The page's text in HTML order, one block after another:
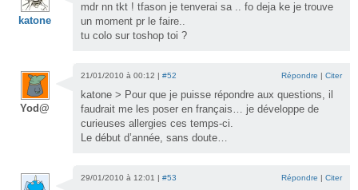
katone
mdr nn tkt ! tfason je tenverai sa .. fo deja ke je trouve
un moment pr le faire..
tu colo sur toshop toi ?
Yod@
21/01/2010 à 00:12 | #52 Répondre | Citer
katone > Pour que je puisse répondre aux questions, il
faudrait me les poser en français… je développe de
curieuses allergies ces temps-ci.
Le début d’année, sans doute…
29/01/2010 à 12:01 | #53 Répondre | Citer